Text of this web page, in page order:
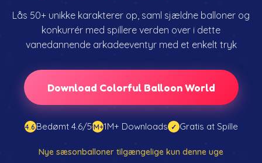
Lås 50+ unikke karakterer op, saml sjældne balloner og
konkurrér med spillere verden over i dette
vanedannende arkadeeventyr med et enkelt tryk
Download Colorful Balloon World
4.6Bedømt 4.6/51M+1M+ Downloads ✓ Gratis at Spille
Nye sæsonballoner tilgængelige kun denne uge